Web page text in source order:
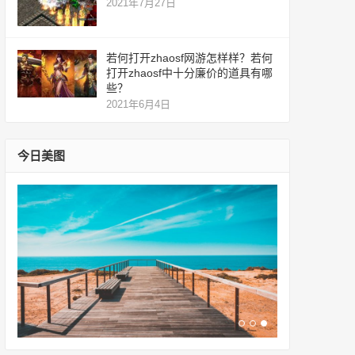
2021年7月27日
若何打开zhaosf网游怎样样？若何
打开zhaosf中十分廉价的道具有哪
些？
2021年6月4日
今日美图